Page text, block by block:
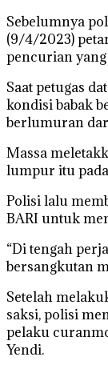
Sebelumnya
(9/4/2023)
pencurian
Saat petugas
kondisi babak
berlumuran
Massa
lumpur itu
Polisi lalu
BARI untuk
“Di tengah
bersangkutan
Setelah
saksi, polisi
pelaku
Yendi.